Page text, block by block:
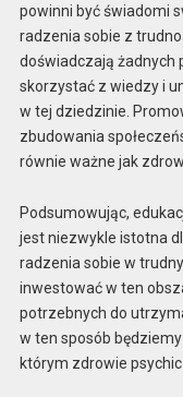
powinni być świadomi
radzenia sobie z
doświadczają żadnych
skorzystać z wiedzy i
w tej dziedzinie.
zbudowania
równie ważne jak
Podsumowując,
jest niezwykle istotna
radzenia sobie w
inwestować w ten
potrzebnych do
w ten sposób
którym zdrowie